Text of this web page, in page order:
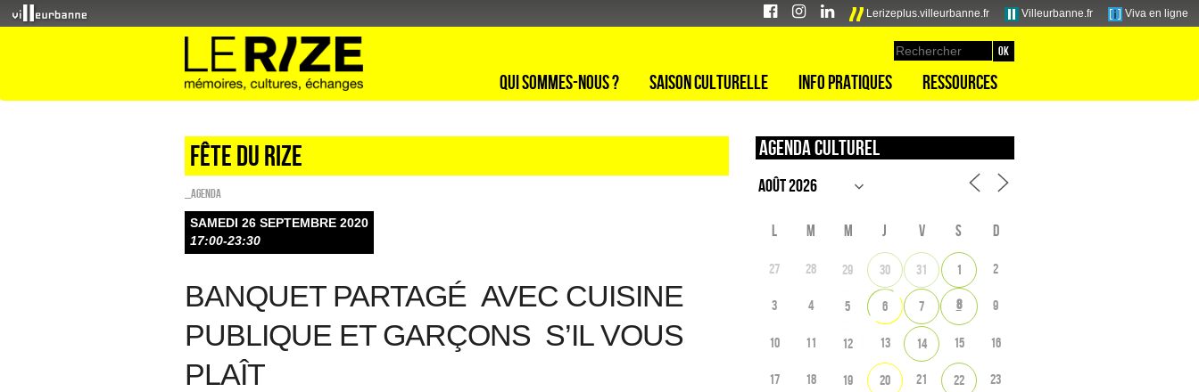
Lerizeplus.villeurbanne.fr Villeurbanne.fr Viva en ligne
Qui sommes-nous ? Saison culturelle Info pratiques Ressources
Fête du Rize
_Agenda
SAMEDI 26 SEPTEMBRE 2020
17:00-23:30
BANQUET PARTAGÉ AVEC CUISINE
PUBLIQUE ET GARÇONS S’IL VOUS
PLAÎT
Agenda culturel
L M M J V S D
27 28 29 30 31 1 2
3 4 5 6 7 8 9
10 11 12 13 14 15 16
17 18 19 20 21 22 23